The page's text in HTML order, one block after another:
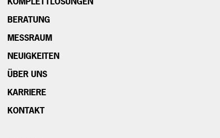
BERATUNG
MESSRAUM
NEUIGKEITEN
ÜBER UNS
KARRIERE
KONTAKT